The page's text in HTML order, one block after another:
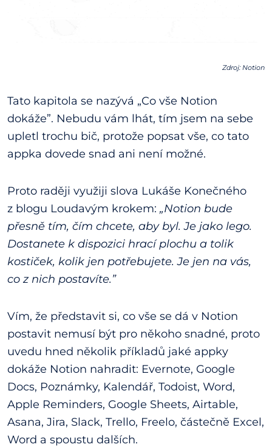
Zdroj: Notion
Tato kapitola se nazývá „Co vše Notion
dokáže”. Nebudu vám lhát, tím jsem na sebe
upletl trochu bič, protože popsat vše, co tato
appka dovede snad ani není možné.
Proto raději využiji slova Lukáše Konečného
z blogu Loudavým krokem: „Notion bude
přesně tím, čím chcete, aby byl. Je jako lego.
Dostanete k dispozici hrací plochu a tolik
kostiček, kolik jen potřebujete. Je jen na vás,
co z nich postavíte.”
Vím, že představit si, co vše se dá v Notion
postavit nemusí být pro někoho snadné, proto
uvedu hned několik příkladů jaké appky
dokáže Notion nahradit: Evernote, Google
Docs, Poznámky, Kalendář, Todoist, Word,
Apple Reminders, Google Sheets, Airtable,
Asana, Jira, Slack, Trello, Freelo, částečně Excel,
Word a spoustu dalších.